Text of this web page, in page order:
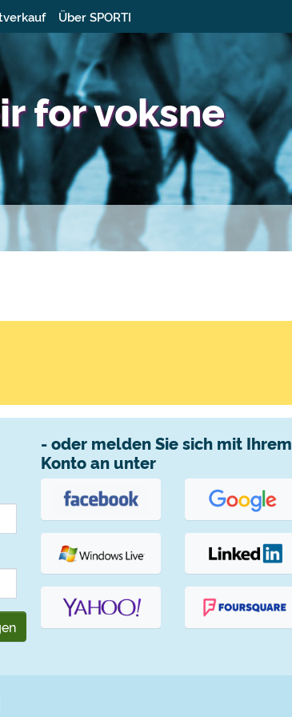
Über SPORTI
for voksne
- oder melden Sie sich mit Ihrem
Konto an unter